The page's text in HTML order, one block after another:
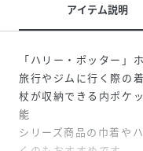
アイテム説明
「ハリー・ポッター」
旅行やジムに行く際の
杖が収納できる内ポケ
能
シリーズ商品の巾着や